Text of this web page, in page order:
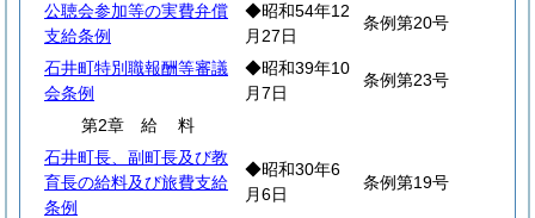
公聴会参加等の実費弁償
支給条例
◆昭和54年12
月27日
条例第20号
石井町特別職報酬等審議
会条例
◆昭和39年10
月7日
条例第23号
第2章 給料
石井町長、副町長及び教
育長の給料及び旅費支給
条例
◆昭和30年6
月6日
条例第19号